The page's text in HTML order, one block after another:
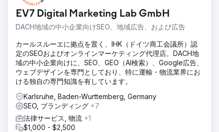
EV7 Digital Marketing Lab GmbH
DACH地域の中小企業向けSEO、地域広告、および広告
カールスルーエに拠点を置く、IHK（ドイツ商工会議所）認
定のSEOおよびオンラインマーケティング代理店。DACH地
域の中小企業向けに、SEO、GEO（AI検索）、Google広告、
ウェブデザインを専門としており、特に運輸・物流業界にお
ける独自の専門知識を有しています。
Karlsruhe, Baden-Wurttemberg, Germany
SEO, ブランディング +7
法律サービス, 物流 +1
$1,000 - $2,500